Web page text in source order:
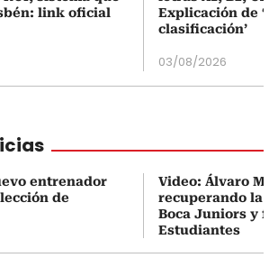
link oficial
Explicación de
clasificación’
03/08/2026
entrenador
de
Video: Álvaro
recuperando la
Boca Juniors y
Estudiantes